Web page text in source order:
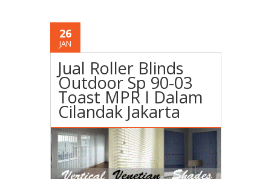
26
JAN
Jual Roller Blinds
Outdoor Sp 90-03
Toast MPR I Dalam
Cilandak Jakarta